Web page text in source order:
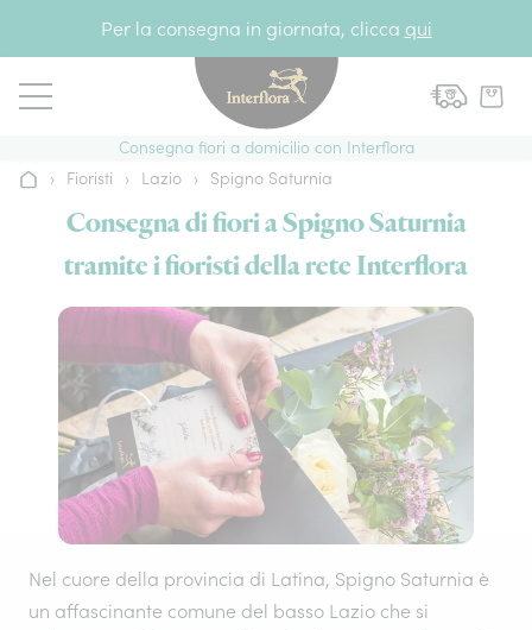
Per la consegna in giornata, clicca qui
Consegna fiori a domicilio con Interflora
Home› Fioristi › Lazio › Spigno Saturnia
Consegna di fiori a Spigno Saturnia
tramite i fioristi della rete Interflora
Nel cuore della provincia di Latina, Spigno Saturnia è
un affascinante comune del basso Lazio che si